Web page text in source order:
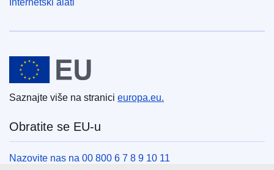
Internetski alati
Europska unija
Saznajte više na stranici europa.eu.
Obratite se EU-u
Nazovite nas na 00 800 6 7 8 9 10 11